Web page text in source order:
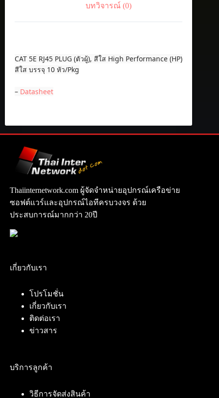
สีใส
บทวิจารณ์ (0)
CAT 5E RJ45 PLUG (ตัวผู้), สีใส High Performance (HP)
สีใส บรรจุ 10 หัว/Pkg
– Datasheet
Thaiinternetwork.com ผู้จัดจำหน่ายอุปกรณ์เครือข่าย
ซอฟต์แวร์และอุปกรณ์ไอทีครบวงจร ด้วย
ประสบการณ์มากกว่า 20ปี
เกี่ยวกับเรา
โปรโมชั่น
เกี่ยวกับเรา
ติดต่อเรา
ข่าวสาร
บริการลูกค้า
วิธีการจัดส่งสินค้า